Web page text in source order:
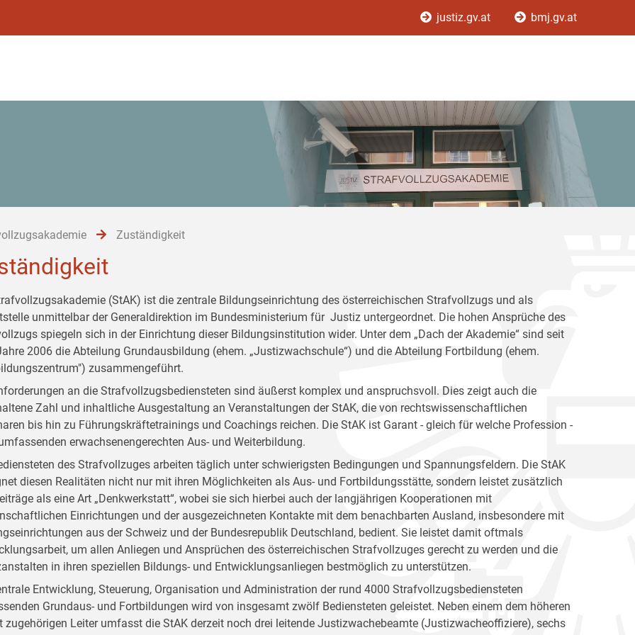
justiz.gv.at bmj.gv.at
Zuständigkeit
(StAK) ist die zentrale Bildungseinrichtung des österreichischen Strafvollzugs und als
unmittelbar der Generaldirektion im Bundesministerium für Justiz untergeordnet. Die hohen Ansprüche des
spiegeln sich in der Einrichtung dieser Bildungsinstitution wider. Unter dem „Dach der Akademie“ sind seit
2006 die Abteilung Grundausbildung (ehem. „Justizwachschule“) und die Abteilung Fortbildung (ehem.
zusammengeführt.
an die Strafvollzugsbediensteten sind äußerst komplex und anspruchsvoll. Dies zeigt auch die
Zahl und inhaltliche Ausgestaltung an Veranstaltungen der StAK, die von rechtswissenschaftlichen
bis hin zu Führungskräftetrainings und Coachings reichen. Die StAK ist Garant - gleich für welche Profession -
erwachsenengerechten Aus- und Weiterbildung.
des Strafvollzuges arbeiten täglich unter schwierigsten Bedingungen und Spannungsfeldern. Die StAK
diesen Realitäten nicht nur mit ihren Möglichkeiten als Aus- und Fortbildungsstätte, sondern leistet zusätzlich
als eine Art „Denkwerkstatt“, wobei sie sich hierbei auch der langjährigen Kooperationen mit
Einrichtungen und der ausgezeichneten Kontakte mit dem benachbarten Ausland, insbesondere mit
aus der Schweiz und der Bundesrepublik Deutschland, bedient. Sie leistet damit oftmals
um allen Anliegen und Ansprüchen des österreichischen Strafvollzuges gerecht zu werden und die
in ihren speziellen Bildungs- und Entwicklungsanliegen bestmöglich zu unterstützen.
Entwicklung, Steuerung, Organisation und Administration der rund 4000 Strafvollzugsbediensteten
Grundaus- und Fortbildungen wird von insgesamt zwölf Bediensteten geleistet. Neben einem dem höheren
zugehörigen Leiter umfasst die StAK derzeit noch drei leitende Justizwachebeamte (Justizwacheoffiziere), sechs